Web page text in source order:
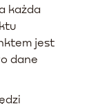
każda
jest
dane